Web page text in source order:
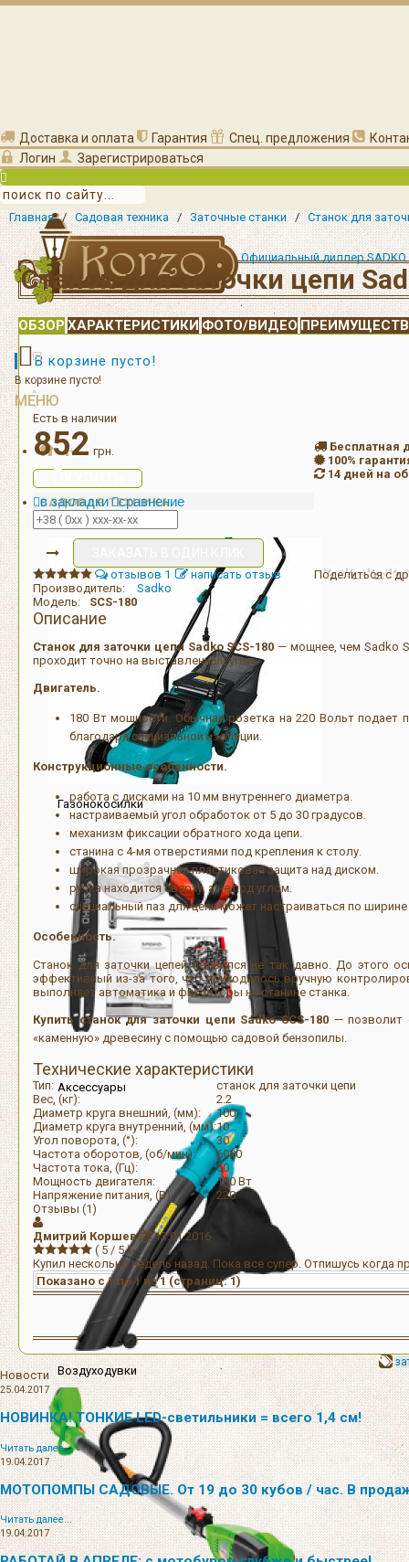
Доставка и оплата Гарантия Спец. предложения
Логин
Зарегистрироваться
Официальный диллер SADKO
В корзине пусто!
В корзине пусто!
МЕНЮ
+
САДОВАЯ ТЕХНИКА
Газонокосилки
Аксессуары
Воздуходувки
Главная /Садовая техника /Заточные станки /Станок для
Станок для заточки цепи
ОБЗОР ХАРАКТЕРИСТИКИ ФОТО/ВИДЕО
Есть в наличии
852 грн.
в закладки сравнение
Бесплатная
100%
14 дней на
отзывов 1 написать отзыв
Поделиться с
Производитель:
Sadko
Модель:
SCS-180
Описание
Станок для заточки цепи Sadko SCS-180 — мощнее, чем Sadko
проходит точно на выставленный угол.
Двигатель.
180 Вт мощности. Обычная розетка на 220 Вольт подает
благодаря специальной изоляции.
Конструкционные особенности.
работа с дисками на 10 мм внутреннего диаметра.
настраиваемый угол обработок от 5 до 30 градусов.
механизм фиксации обратного хода цепи.
станина с 4-мя отверстиями под крепления к столу.
широкая прозрачная пластиковая защита над диском.
ручка находится сверху, а не под углом.
специальный паз для цепи может настраиваться по
Особенность.
Станок для заточки цепей появился не так давно. До этого
эффективный из-за того, что приходилось вручную
выполняет автоматика и фиксаторы на станине станка.
Купить станок для заточки цепи Sadko SCS-180 — позволит
«каменную» древесину с помощью садовой бензопилы.
Технические характеристики
Тип:
станок для заточки цепи
Вес, (кг):
2.2
Диаметр круга внешний, (мм):
100
Диаметр круга внутренний, (мм):10
Угол поворота, (°):
30
Частота оборотов, (об/мин):
6000
Частота тока, (Гц):
50
Мощность двигателя:
180 Вт
Напряжение питания, (В):
220
Отзывы (1)
Дмитрий Коршев
13.01.2016
( 5 / 5)
Купил несколько недель назад. Пока все супер. Отпишусь когда
Показано с 1 по 1 из 1 (страниц: 1)
Новости
25.04.2017
НОВИНКА! ТОНКИЕ LED-светильники = всего 1,4 см!
Читать далее...
19.04.2017
МОТОПОМПЫ САДОВЫЕ. От 19 до 30 кубов / час. В
Читать далее...
19.04.2017